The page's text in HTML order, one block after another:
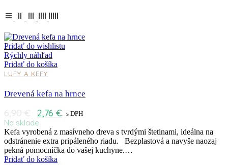
Pridať do wishlistu
Rýchly náhľad
Pridať do košíka
LUFY A KEFY
Drevená kefa na hrnce
2,76 € s DPH
Na sklade
Kefa vyrobená z masívneho dreva s tvrdými štetinami, ideálna na
odstránenie extra pripáleného riadu. Bezplastová a navyše naozaj
pekná pomocníčka do vašej kuchyne.…
Pridať do košíka